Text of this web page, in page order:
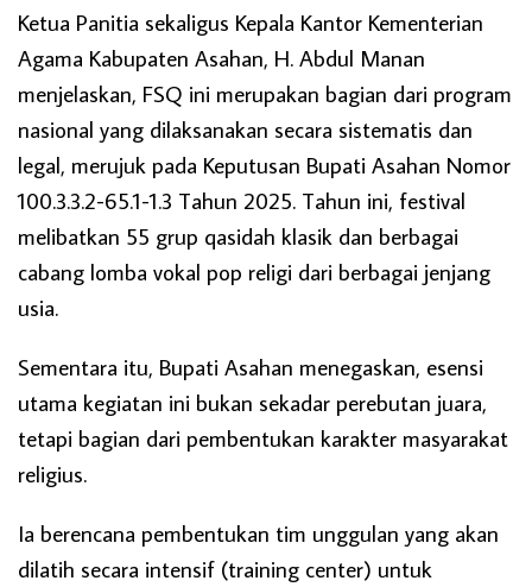
Ketua Panitia sekaligus Kepala Kantor Kementerian
Agama Kabupaten Asahan, H. Abdul Manan
menjelaskan, FSQ ini merupakan bagian dari program
nasional yang dilaksanakan secara sistematis dan
legal, merujuk pada Keputusan Bupati Asahan Nomor
100.3.3.2-65.1-1.3 Tahun 2025. Tahun ini, festival
melibatkan 55 grup qasidah klasik dan berbagai
cabang lomba vokal pop religi dari berbagai jenjang
usia.
Sementara itu, Bupati Asahan menegaskan, esensi
utama kegiatan ini bukan sekadar perebutan juara,
tetapi bagian dari pembentukan karakter masyarakat
religius.
Ia berencana pembentukan tim unggulan yang akan
dilatih secara intensif (training center) untuk